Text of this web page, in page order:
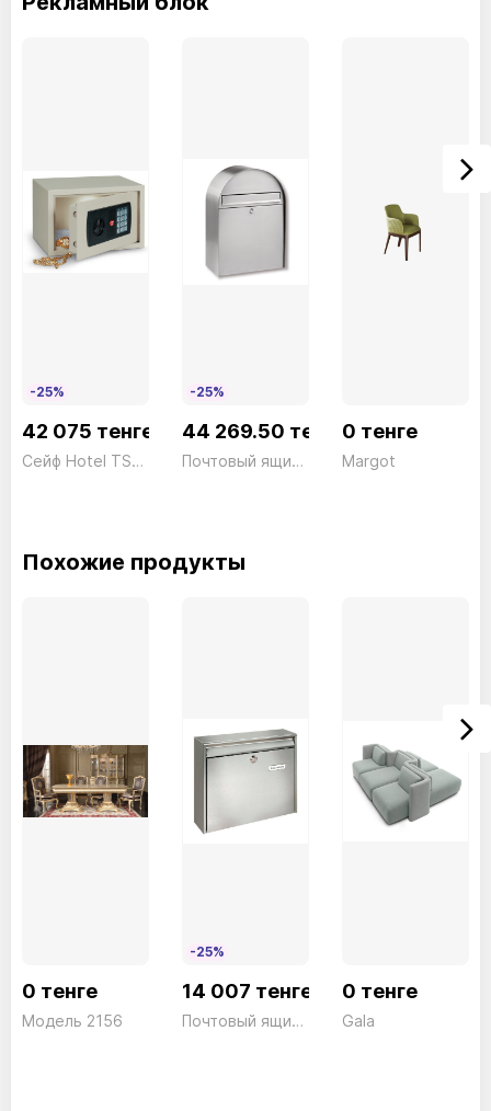
-25%
42 075 тенге
Сейф Hotel TSE/0 электронный бежевый Technomax 6 кг
-25%
44 269.50 тенге
Почтовый ящик Nordic 3760 NI
0 тенге
Margot
Похожие продукты
0 тенге
Модель 2156
-25%
14 007 тенге
Почтовый ящик Borkum 3877 NI
0 тенге
Gala